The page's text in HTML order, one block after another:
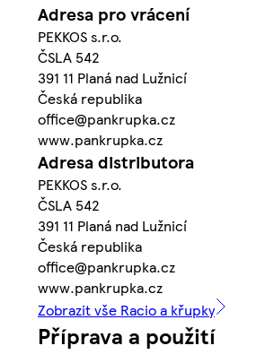
Adresa pro vrácení
PEKKOS s.r.o.
ČSLA 542
391 11 Planá nad Lužnicí
Česká republika
office@pankrupka.cz
www.pankrupka.cz
Adresa distributora
PEKKOS s.r.o.
ČSLA 542
391 11 Planá nad Lužnicí
Česká republika
office@pankrupka.cz
www.pankrupka.cz
Zobrazit vše Racio a křupky
Příprava a použití